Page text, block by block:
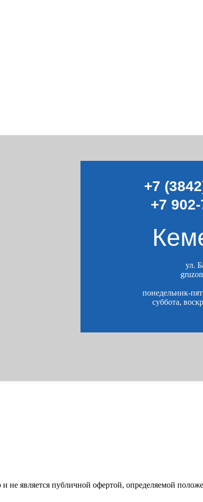
+7
+7
ул.
понедельник-
суббота,
не является публичной офертой, определяемой